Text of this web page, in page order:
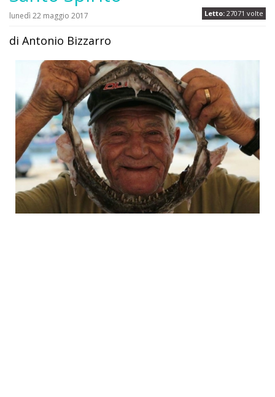
Letto: 27071 volte
lunedì 22 maggio 2017
di Antonio Bizzarro